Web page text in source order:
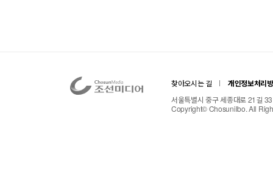
찾아오시는 길 개인정보처리
서울특별시 중구 세종대로 21길
Copyright© Chosunilbo. All